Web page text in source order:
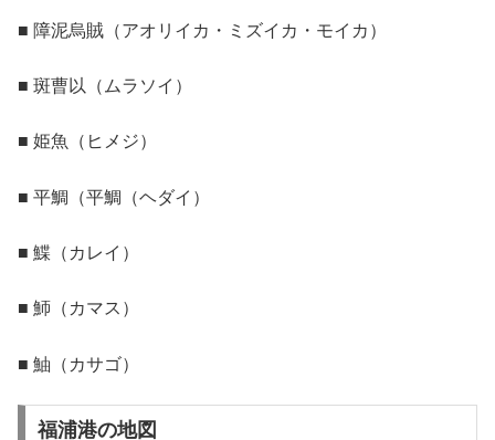
■ 障泥烏賊（アオリイカ・ミズイカ・モイカ）
■ 斑曹以（ムラソイ）
■ 姫魚（ヒメジ）
■ 平鯛（平鯛（ヘダイ）
■ 鰈（カレイ）
■ 魳（カマス）
■ 鮋（カサゴ）
福浦港の地図